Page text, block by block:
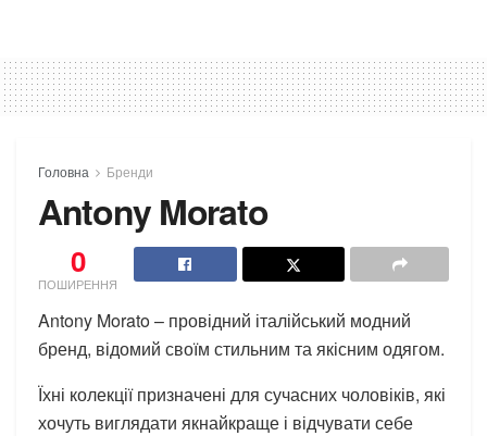
Головна Бренди
Antony Morato
0
ПОШИРЕННЯ
Antony Morato – провідний італійський модний
бренд, відомий своїм стильним та якісним одягом.
Їхні колекції призначені для сучасних чоловіків, які
хочуть виглядати якнайкраще і відчувати себе